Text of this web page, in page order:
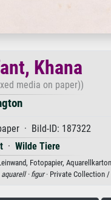
Khana
media on paper))
· Bild-ID: 187322
· Wilde Tiere
Fotopapier,
aquarell · figur· Private Collection /